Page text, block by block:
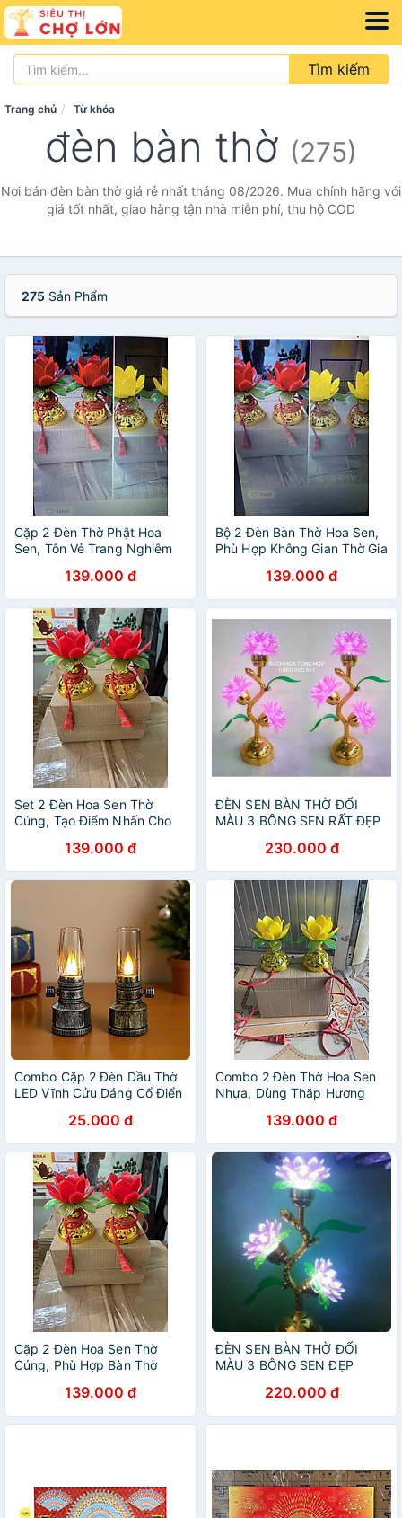
Tìm kiếm
Trang chủ Từ khóa
đèn bàn thờ (275)
Nơi bán đèn bàn thờ giá rẻ nhất tháng 08/2026. Mua chính hãng với
giá tốt nhất, giao hàng tận nhà miễn phí, thu hộ COD
275 Sản Phẩm
Cặp 2 Đèn Thờ Phật Hoa
Sen, Tôn Vẻ Trang Nghiêm
139.000 đ
Bộ 2 Đèn Bàn Thờ Hoa Sen,
Phù Hợp Không Gian Thờ Gia
139.000 đ
Set 2 Đèn Hoa Sen Thờ
Cúng, Tạo Điểm Nhấn Cho
139.000 đ
ĐÈN SEN BÀN THỜ ĐỔI
MÀU 3 BÔNG SEN RẤT ĐẸP
230.000 đ
Combo Cặp 2 Đèn Dầu Thờ
LED Vĩnh Cửu Dáng Cổ Điển
Pin, Đèn Để Bàn Thờ
25.000 đ
Combo 2 Đèn Thờ Hoa Sen
Nhựa, Dùng Thắp Hương
139.000 đ
Cặp 2 Đèn Hoa Sen Thờ
Cúng, Phù Hợp Bàn Thờ
139.000 đ
ĐÈN SEN BÀN THỜ ĐỔI
MÀU 3 BÔNG SEN ĐẸP
220.000 đ